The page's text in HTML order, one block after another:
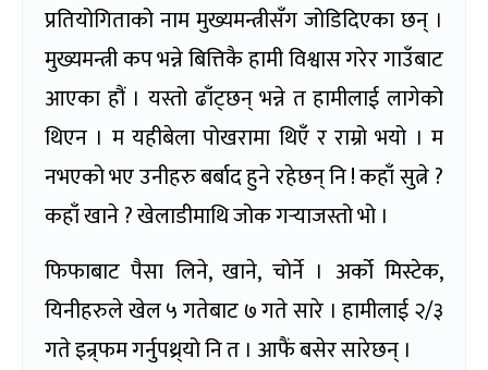
प्रतियोगिताको नाम मुख्यमन्त्रीसँग जोडिदिएका छन् ।
मुख्यमन्त्री कप भन्ने बित्तिकै हामी विश्वास गरेर गाउँबाट
आएका हौं । यस्तो ढाँट्छन् भन्ने त हामीलाई लागेको
थिएन । म यहीबेला पोखरामा थिएँ र राम्रो भयो । म
नभएको भए उनीहरु बर्बाद हुने रहेछन् नि ! कहाँ सुत्ने ?
कहाँ खाने ? खेलाडीमाथि जोक गर्‍याजस्तो भो ।
फिफाबाट पैसा लिने, खाने, चोर्ने । अर्को मिस्टेक,
यिनीहरुले खेल ५ गतेबाट ७ गते सारे । हामीलाई २/३
गते इन्र्फम गर्नुपथ्र्यो नि त । आफैं बसेर सारेछन् ।